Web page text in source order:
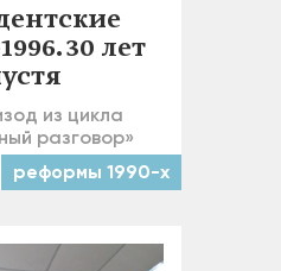
30 лет
из цикла
разговор»
реформы 1990-х